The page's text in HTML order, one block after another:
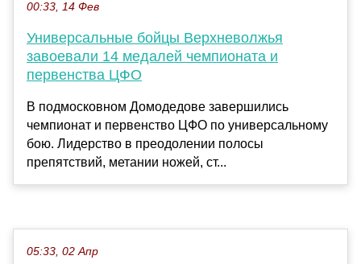
00:33, 14 Фев
Универсальные бойцы Верхневолжья
завоевали 14 медалей чемпионата и
первенства ЦФО
В подмосковном Домодедове завершились
чемпионат и первенство ЦФО по универсальному
бою. Лидерство в преодолении полосы
препятствий, метании ножей, ст...
05:33, 02 Апр